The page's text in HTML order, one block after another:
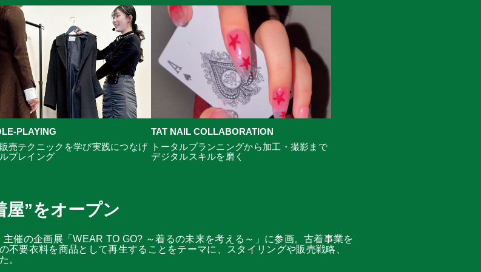
PLAYING
売テクニックを学び実践につなげ
プレイング
TAT NAIL COLLABORATION
トータルプランニングから加工・撮影まで
デジタルスキルを磨く
屋”をオープン
催の企画展「WEAR TO GO? ～着るの未来を考える～」に参画。古着事業を
不要衣料を商品として再生することをテーマに、スタイリングや販売戦略、
。